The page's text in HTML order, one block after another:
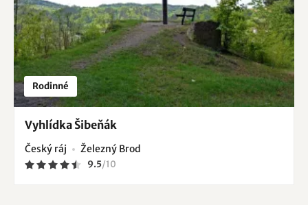
Rodinné
Vyhlídka Šibeňák
Český ráj Železný Brod
9.5/10